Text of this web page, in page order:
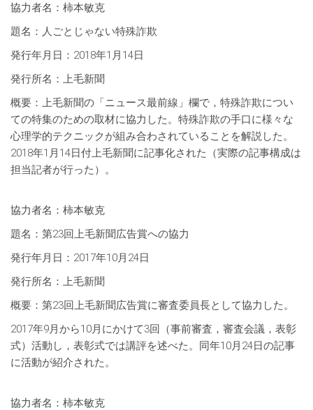
協力者名：柿本敏克
題名：人ごとじゃない特殊詐欺
発行年月日：2018年1月14日
発行所名：上毛新聞
概要：上毛新聞の「ニュース最前線」欄で，特殊詐欺につい
ての特集のための取材に協力した。特殊詐欺の手口に様々な
心理学的テクニックが組み合わされていることを解説した。
2018年1月14日付上毛新聞に記事化された（実際の記事構成は
担当記者が行った）。
協力者名：柿本敏克
題名：第23回上毛新聞広告賞への協力
発行年月日：2017年10月24日
発行所名：上毛新聞
概要：第23回上毛新聞広告賞に審査委員長として協力した。
2017年9月から10月にかけて3回（事前審査，審査会議，表彰
式）活動し，表彰式では講評を述べた。同年10月24日の記事
に活動が紹介された。
協力者名：柿本敏克